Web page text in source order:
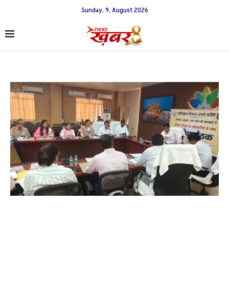
Sunday, 9, August 2026